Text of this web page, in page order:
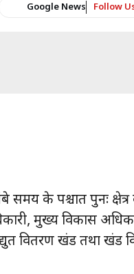
Google News Follow
के पश्चात पुनः
मुख्य विकास
वितरण खंड तथा खंड